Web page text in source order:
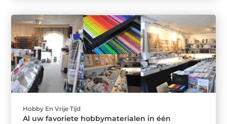
Hobby En Vrije Tijd
Al uw favoriete hobbymaterialen in één